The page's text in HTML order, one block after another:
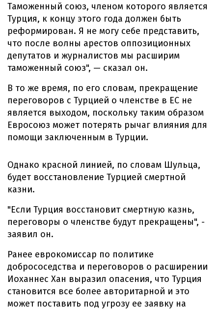
Таможенный союз, членом которого является
Турция, к концу этого года должен быть
реформирован. Я не могу себе представить,
что после волны арестов оппозиционных
депутатов и журналистов мы расширим
таможенный союз", — сказал он.
В то же время, по его словам, прекращение
переговоров с Турцией о членстве в ЕС не
является выходом, поскольку таким образом
Евросоюз может потерять рычаг влияния для
помощи заключенным в Турции.
Однако красной линией, по словам Шульца,
будет восстановление Турцией смертной
казни.
"Если Турция восстановит смертную казнь,
переговоры о членстве будут прекращены", -
заявил он.
Ранее еврокомиссар по политике
добрососедства и переговоров о расширении
Иоханнес Хан выразил опасения, что Турция
становится все более авторитарной и это
может поставить под угрозу ее заявку на